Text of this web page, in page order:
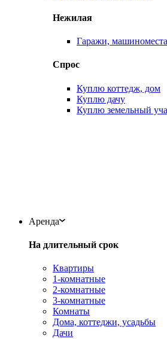
Нежилая
Гаражи, машиноместа
Спрос
Куплю коттедж, дом
Куплю дачу
Куплю земельный
Аренда
На длительный срок
Квартиры
1-комнатные
2-комнатные
3-комнатные
Комнаты
Дома, коттеджи, усадьбы
Дачи